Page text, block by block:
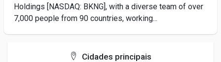
Holdings [NASDAQ: BKNG], with a diverse team of over
7,000 people from 90 countries, working...
Cidades principais